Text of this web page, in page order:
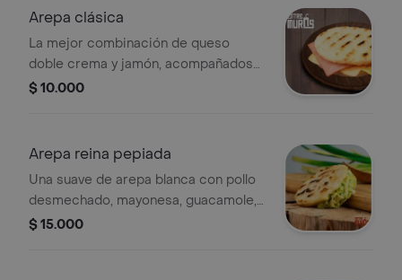
Arepa clásica
La mejor combinación de queso
doble crema y jamón, acompañados
de una arepa blanca con sal.
$ 10.000
Arepa reina pepiada
Una suave de arepa blanca con pollo
desmechado, mayonesa, guacamole,
cilantro y un toque de limón.
$ 15.000